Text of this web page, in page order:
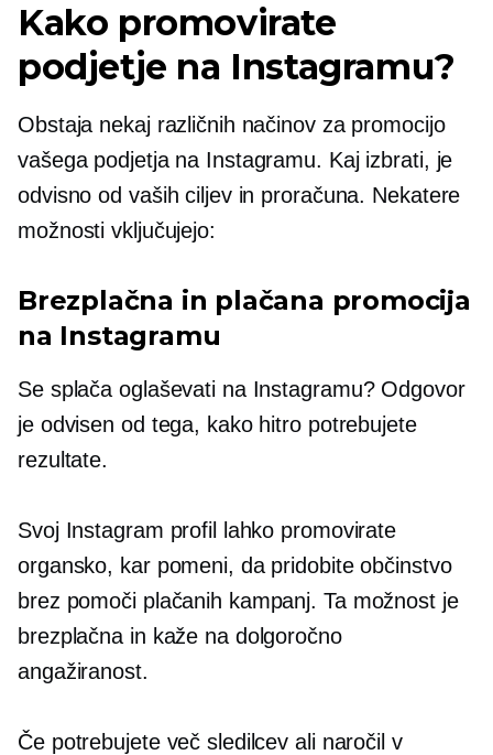
Kako promovirate
podjetje na Instagramu?
Obstaja nekaj različnih načinov za promocijo
vašega podjetja na Instagramu. Kaj izbrati, je
odvisno od vaših ciljev in proračuna. Nekatere
možnosti vključujejo:
Brezplačna in plačana promocija
na Instagramu
Se splača oglaševati na Instagramu? Odgovor
je odvisen od tega, kako hitro potrebujete
rezultate.
Svoj Instagram profil lahko promovirate
organsko, kar pomeni, da pridobite občinstvo
brez pomoči plačanih kampanj. Ta možnost je
brezplačna in kaže na dolgoročno
angažiranost.
Če potrebujete več sledilcev ali naročil v